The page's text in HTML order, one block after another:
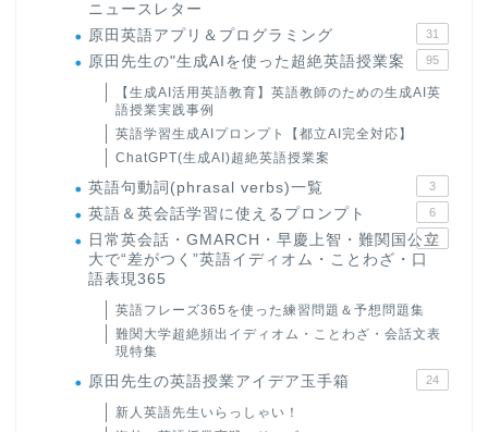
ニュースレター
原田英語アプリ＆プログラミング 31
原田先生の"生成AIを使った超絶英語授業案 95
【生成AI活用英語教育】英語教師のための生成AI英
語授業実践事例
英語学習生成AIプロンプト【都立AI完全対応】
ChatGPT(生成AI)超絶英語授業案
英語句動詞(phrasal verbs)一覧 3
英語＆英会話学習に使えるプロンプト 6
日常英会話・GMARCH・早慶上智・難関国公立
大で“差がつく”英語イディオム・ことわざ・口
語表現365
22
英語フレーズ365を使った練習問題＆予想問題集
難関大学超絶頻出イディオム・ことわざ・会話文表
現特集
原田先生の英語授業アイデア玉手箱 24
新人英語先生いらっしゃい！